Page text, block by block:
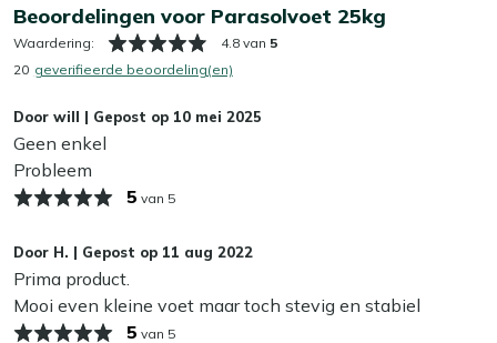
veelzijdig inzetbaar is voor verschillende parasols.
Eigenschappen
Beton : Deze parasolvoet is gemaakt van beton, wat
zorgt voor een stevige en stabiele basis. Beton is
bestand tegen alle weersomstandigheden en gaat
jarenlang mee.
voet voldoende stabiliteit voor je parasol, zodat je
zorgeloos kunt genieten van schaduw in je tuin.
Antraciet voor buisdiktes ø 18-38mm : De voet is
geschikt voor parasols met buisdiktes van ø 18-
Beoordelingen voor Parasolvoet 25kg
Waardering: 4.8 van 5
20 geverifieerde beoordeling(en)
Door will | Gepost op 10 mei 2025
Geen enkel
Probleem
5 van 5
Door H. | Gepost op 11 aug 2022
Prima product.
Mooi even kleine voet maar toch stevig en stabiel
5 van 5